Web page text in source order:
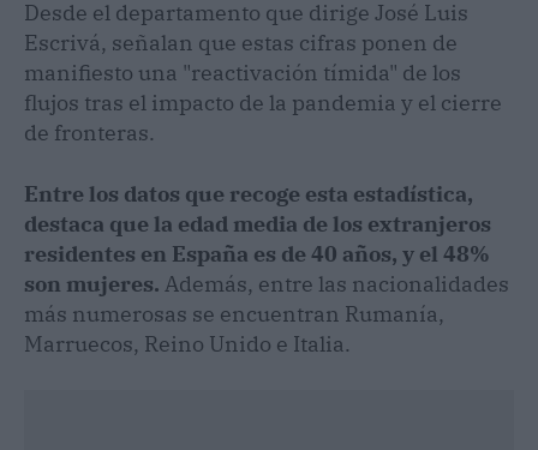
Desde el departamento que dirige José Luis
Escrivá, señalan que estas cifras ponen de
manifiesto una "reactivación tímida" de los
flujos tras el impacto de la pandemia y el cierre
de fronteras.
Entre los datos que recoge esta estadística,
destaca que la edad media de los extranjeros
residentes en España es de 40 años, y el 48%
son mujeres. Además, entre las nacionalidades
más numerosas se encuentran Rumanía,
Marruecos, Reino Unido e Italia.